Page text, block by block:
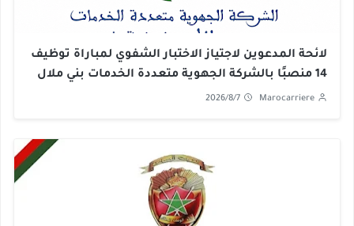
لائحة المدعوين لاجتياز الاختبار الشفوي لمباراة توظيف
14 منصبًا بالشركة الجهوية متعددة الخدمات بني ملال
خنيفرة 2026
Marocarriere
2026/8/7